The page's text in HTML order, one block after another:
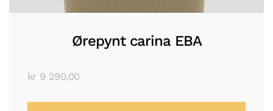
Ørepynt carina EBA
kr 9 290,00